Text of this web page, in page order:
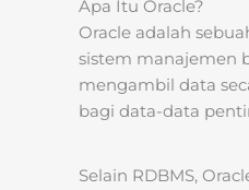
Apa Itu Oracle?
Oracle adalah
sistem manajemen
mengambil data
bagi data-data
Selain RDBMS,